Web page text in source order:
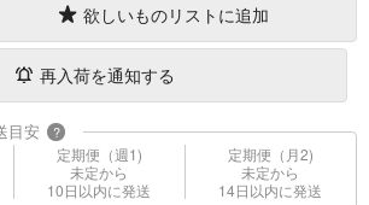
欲しいものリストに追加
再入荷を通知する
目安 ?
定期便（週1)
未定から
10日以内に発送
定期便（月2)
未定から
14日以内に発送